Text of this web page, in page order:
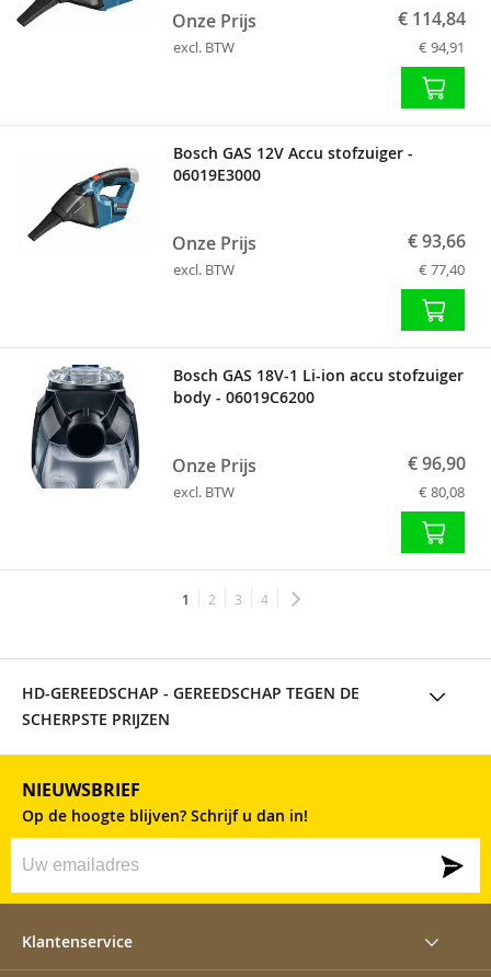
Onze Prijs € 114,84
excl. BTW € 94,91
Bosch GAS 12V Accu stofzuiger -
06019E3000
Onze Prijs € 93,66
excl. BTW € 77,40
Bosch GAS 18V-1 Li-ion accu stofzuiger
body - 06019C6200
Onze Prijs € 96,90
excl. BTW € 80,08
Pagina
Je
leest
1 Pagina
2 Pagina
3 Pagina
4
HD-GEREEDSCHAP - GEREEDSCHAP TEGEN DE
SCHERPSTE PRIJZEN
NIEUWSBRIEF
Op de hoogte blijven? Schrijf u dan in!
Klantenservice